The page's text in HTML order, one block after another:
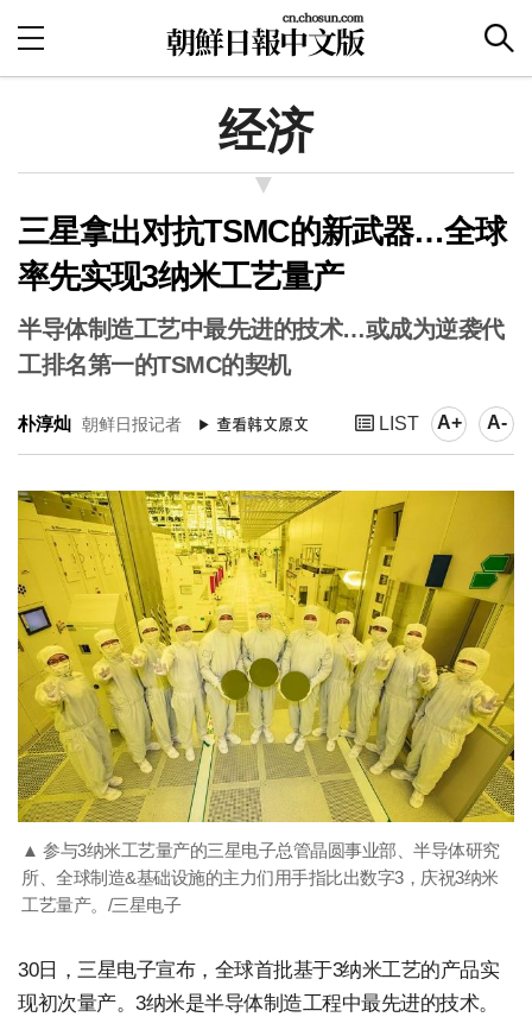
经济
三星拿出对抗TSMC的新武器…全球
率先实现3纳米工艺量产
半导体制造工艺中最先进的技术…或成为逆袭代
工排名第一的TSMC的契机
朴淳灿 朝鲜日报记者 LIST A+ A-
▲ 参与3纳米工艺量产的三星电子总管晶圆事业部、半导体研究
所、全球制造&基础设施的主力们用手指比出数字3，庆祝3纳米
工艺量产。/三星电子
30日，三星电子宣布，全球首批基于3纳米工艺的产品实
现初次量产。3纳米是半导体制造工程中最先进的技术。